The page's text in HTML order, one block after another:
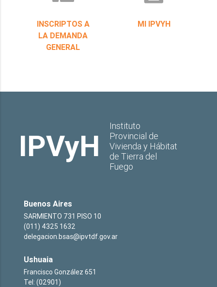
INSCRIPTOS A
LA DEMANDA
GENERAL
MI IPVYH
IPVyH
Instituto
Provincial de
Vivienda y Hábitat
de Tierra del
Fuego
Buenos Aires
SARMIENTO 731 PISO 10
(011) 4325 1632
delegacion.bsas@ipvtdf.gov.ar
Ushuaia
Francisco González 651
Tel: (02901)